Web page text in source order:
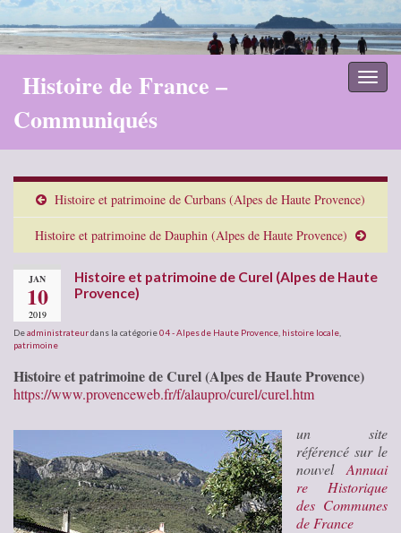
Histoire de France –
Communiqués
Histoire et patrimoine de Curbans (Alpes de Haute Provence)
Histoire et patrimoine de Dauphin (Alpes de Haute Provence)
JAN
10
2019
Histoire et patrimoine de Curel (Alpes de Haute
Provence)
Deadministrateurdans la catégorie04 - Alpes de Haute Provence histoire locale
patrimoine
Histoire et patrimoine de Curel (Alpes de Haute Provence)
https://www.provenceweb.fr/f/alaupro/curel/curel.htm
un site
référencé sur le
nouvel Annuai
re Historique
des Communes
de France